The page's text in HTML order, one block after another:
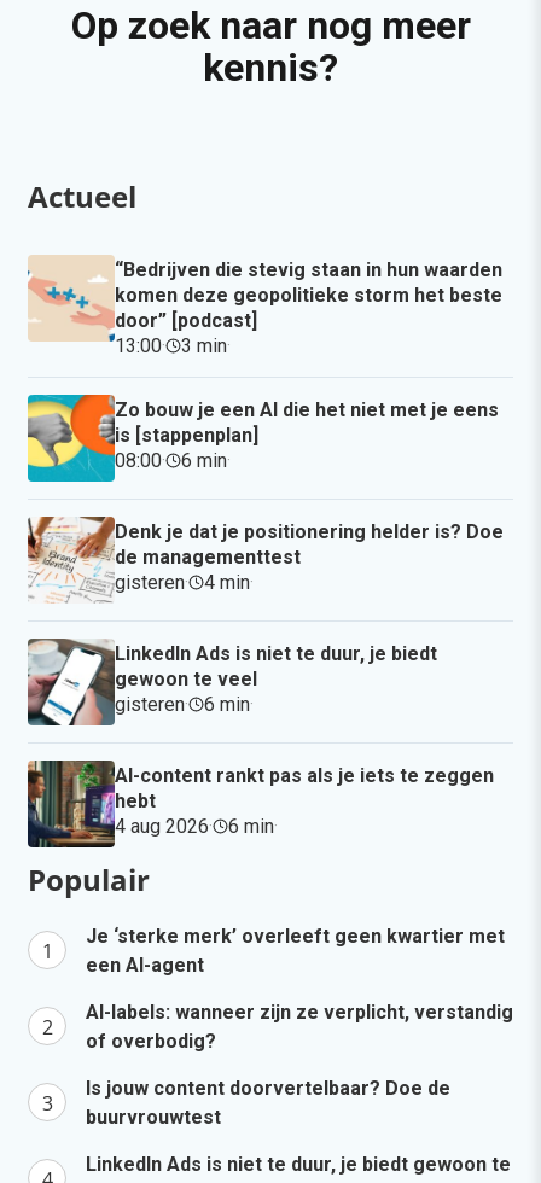
Op zoek naar nog meer
kennis?
Actueel
“Bedrijven die stevig staan in hun waarden
komen deze geopolitieke storm het beste
door” [podcast]
13:00· 3 min·
Zo bouw je een AI die het niet met je eens
is [stappenplan]
08:00· 6 min·
Denk je dat je positionering helder is? Doe
de managementtest
gisteren· 4 min·
LinkedIn Ads is niet te duur, je biedt
gewoon te veel
gisteren· 6 min·
AI-content rankt pas als je iets te zeggen
hebt
4 aug 2026· 6 min·
Populair
Je ‘sterke merk’ overleeft geen kwartier met
een AI-agent
AI-labels: wanneer zijn ze verplicht, verstandig
of overbodig?
Is jouw content doorvertelbaar? Doe de
buurvrouwtest
LinkedIn Ads is niet te duur, je biedt gewoon te